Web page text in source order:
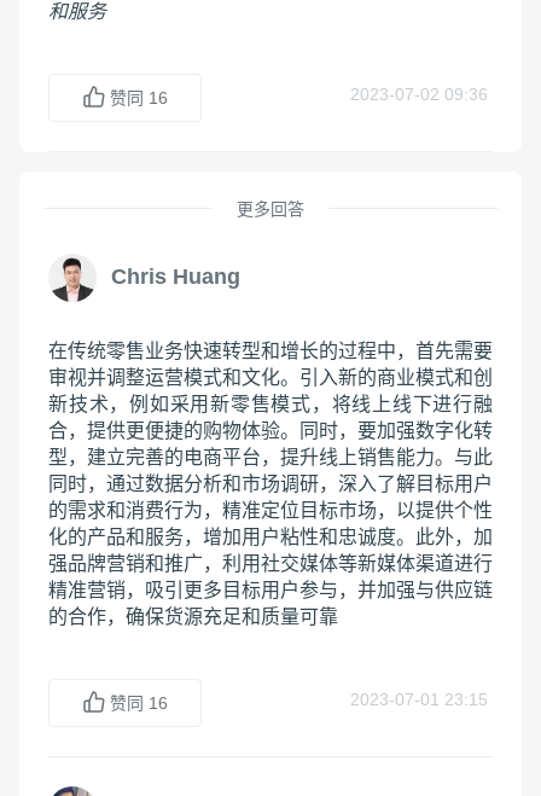
和服务
赞同 16 2023-07-02 09:36
更多回答
Chris Huang
在传统零售业务快速转型和增长的过程中，首先需要
审视并调整运营模式和文化。引入新的商业模式和创
新技术，例如采用新零售模式，将线上线下进行融
合，提供更便捷的购物体验。同时，要加强数字化转
型，建立完善的电商平台，提升线上销售能力。与此
同时，通过数据分析和市场调研，深入了解目标用户
的需求和消费行为，精准定位目标市场，以提供个性
化的产品和服务，增加用户粘性和忠诚度。此外，加
强品牌营销和推广，利用社交媒体等新媒体渠道进行
精准营销，吸引更多目标用户参与，并加强与供应链
的合作，确保货源充足和质量可靠
赞同 16 2023-07-01 23:15